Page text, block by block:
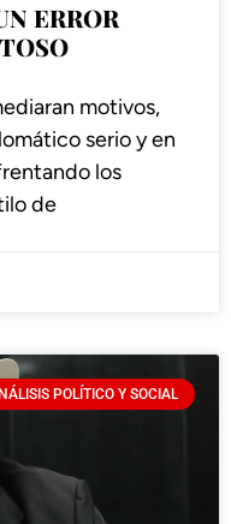
ERROR
motivos,
serio y en
los
de
POLÍTICO Y SOCIAL